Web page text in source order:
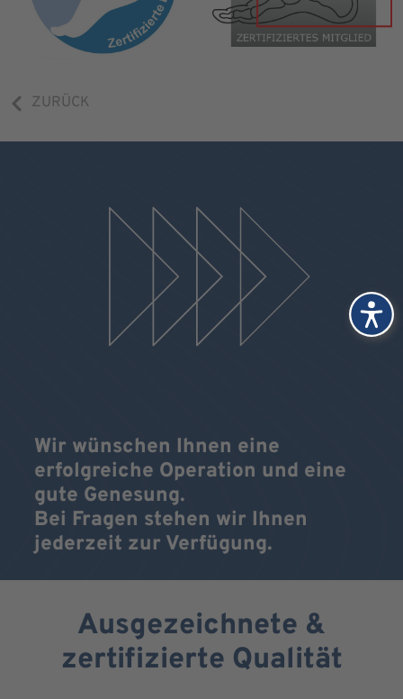
ZURÜCK
Wir wünschen Ihnen eine
erfolgreiche Operation und eine
gute Genesung.
Bei Fragen stehen wir Ihnen
jederzeit zur Verfügung.
Ausgezeichnete &
zertifizierte Qualität